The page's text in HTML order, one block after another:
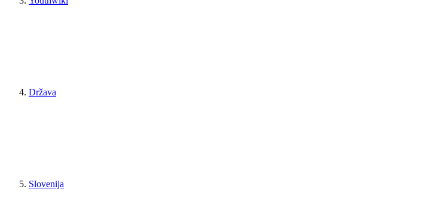
Država
Slovenija